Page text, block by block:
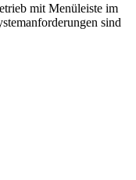
mit Menüleiste im
sind